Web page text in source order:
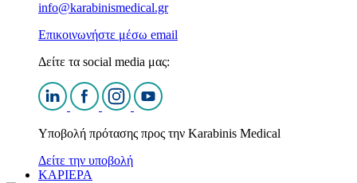
info@karabinismedical.gr
Επικοινωνήστε μέσω email
Δείτε τα social media μας:
Υποβολή πρότασης προς την Karabinis Medical
Δείτε την υποβολή
ΚΑΡΙΕΡΑ